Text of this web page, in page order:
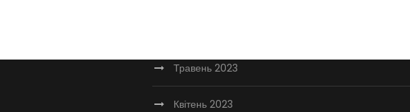
Травень 2023
Квітень 2023